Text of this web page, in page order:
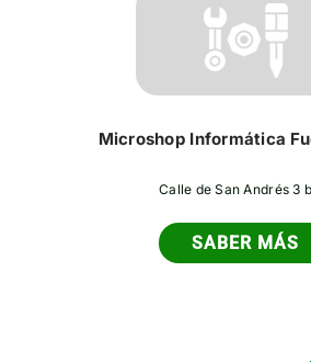
Microshop Informática
Calle de San Andrés 3
SABER MÁS